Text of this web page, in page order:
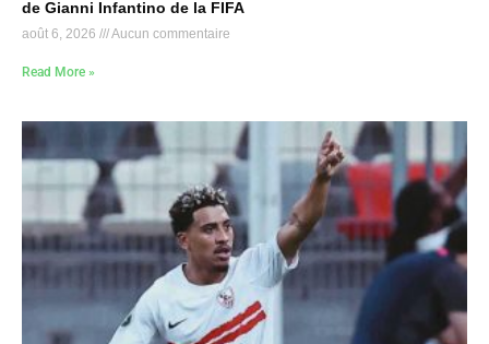
de Gianni Infantino de la FIFA
août 6, 2026 Aucun commentaire
Read More »